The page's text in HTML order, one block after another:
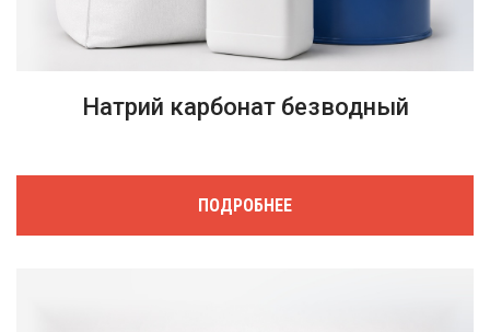
Натрий карбонат безводный
ПОДРОБНЕЕ